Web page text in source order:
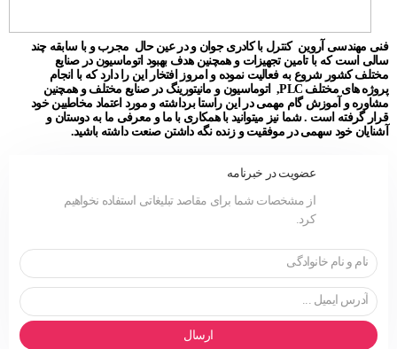
فنی مهندسی آروین کنترل با کادری جوان و در عین حال مجرب و با سابقه چند
سالی است که با تامین تجهیزات و همچنین هدف بهبود اتوماسیون در صنایع
مختلف کشور شروع به فعالیت نموده و امروز افتخار این را دارد که با انجام
پروژه های مختلف PLC, اتوماسیون و مانیتورینگ در صنایع مختلف و همچنین
مشاوره و آموزش گام مهمی در این راستا برداشته و مورد اعتماد مخاطبین خود
قرار گرفته است . شما نیز میتوانید با همکاری با ما و معرفی ما به دوستان و
آشنایان خود سهمی در موفقیت و زنده نگه داشتن صنعت داشته باشید.
عضویت در خبرنامه
از مشخصات شما برای مقاصد تبلیغاتی استفاده نخواهیم
کرد.
ارسال